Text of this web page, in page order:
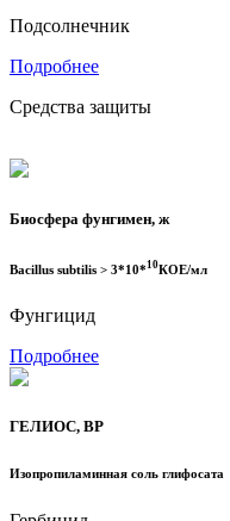
Подсолнечник
Подробнее
Средства защиты
Биосфера фунгимен, ж
Bacillus subtilis > 3*10*10КОЕ/мл
Фунгицид
Подробнее
ГЕЛИОС, ВР
Изопропиламинная соль глифосата